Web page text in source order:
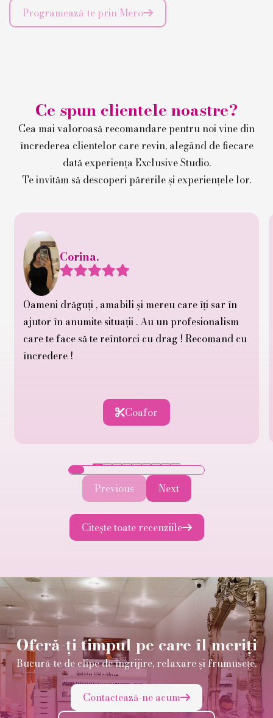
Programează-te prin Mero
Ce spun clientele noastre?
Cea mai valoroasă recomandare pentru noi vine din
încrederea clientelor care revin, alegând de fiecare
dată experiența Exclusive Studio.
Te invităm să descoperi părerile și experiențele lor.
Corina.

Oameni drăguți , amabili și mereu care îți sar în
ajutor în anumite situații . Au un profesionalism
care te face să te reîntorci cu drag ! Recomand cu
încredere !
Coafor
Previous Next
Citește toate recenziile
Oferă-ți timpul pe care îl meriți
Bucură-te de clipe de îngrijire, relaxare și frumusețe.
Contactează-ne acum